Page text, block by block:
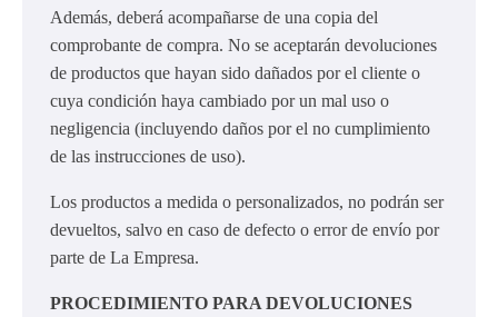
Además, deberá acompañarse de una copia del
comprobante de compra. No se aceptarán devoluciones
de productos que hayan sido dañados por el cliente o
cuya condición haya cambiado por un mal uso o
negligencia (incluyendo daños por el no cumplimiento
de las instrucciones de uso).
Los productos a medida o personalizados, no podrán ser
devueltos, salvo en caso de defecto o error de envío por
parte de La Empresa.
PROCEDIMIENTO PARA DEVOLUCIONES